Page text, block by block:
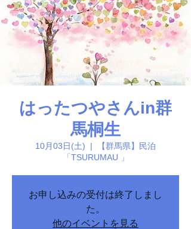
はったつやさんin群
馬桐生
10月03日(土)
  |
【群馬県】民泊
「TSURUMAU 」
お申し込みの受付は終了しまし
た。
他のイベントを見る